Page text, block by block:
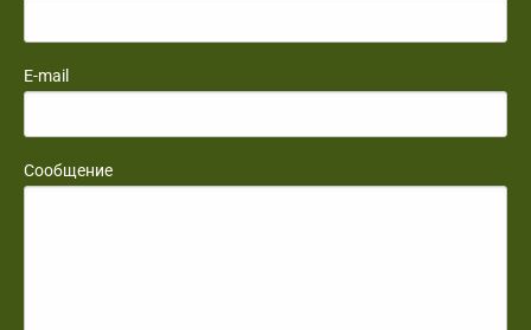
E-mail
Сообщение